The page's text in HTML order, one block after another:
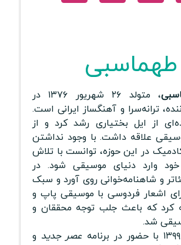
، متولد ۲۶ شهریور ۱۳۷۶ در
ترانه‌سرا و آهنگساز ایرانی است.
از ایل بختیاری رشد کرد و از
علاقه داشت. با وجود نداشتن
در این حوزه، توانست با تلاش
وارد دنیای موسیقی شود. در
و شاهنامه‌خوانی روی آورد و سبک
اشعار فردوسی با موسیقی پاپ و
کرد که باعث جلب توجه محققان و
شد.
عصر جدید و